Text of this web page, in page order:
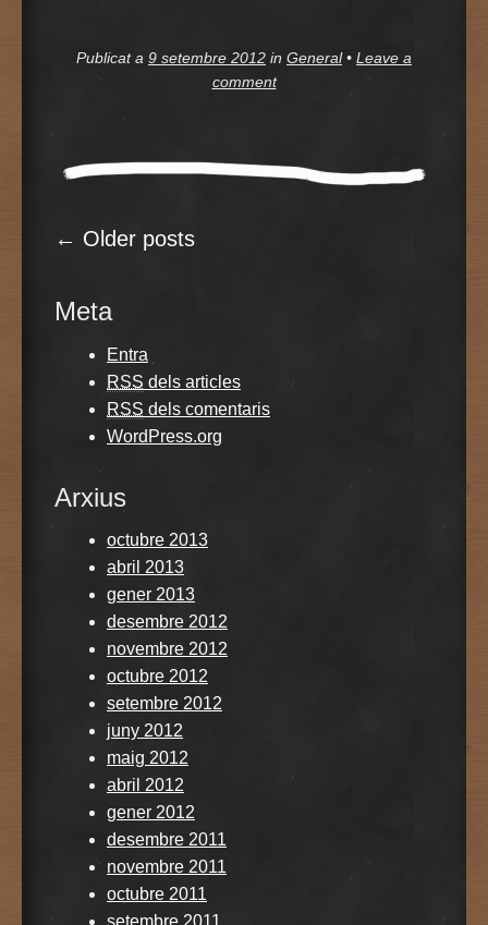
Publicat a 9 setembre 2012 in General • Leave a
comment
Post navigation
← Older posts
Meta
Entra
RSS dels articles
RSS dels comentaris
WordPress.org
Arxius
octubre 2013
abril 2013
gener 2013
desembre 2012
novembre 2012
octubre 2012
setembre 2012
juny 2012
maig 2012
abril 2012
gener 2012
desembre 2011
novembre 2011
octubre 2011